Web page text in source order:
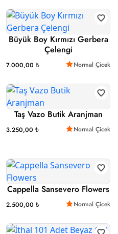
Büyük Boy Kırmızı Gerbera
Çelengi
7.000,00 ₺ Normal Çicek
Taş Vazo Butik Aranjman
3.250,00 ₺ Normal Çicek
Cappella Sansevero Flowers
2.500,00 ₺ Normal Çicek